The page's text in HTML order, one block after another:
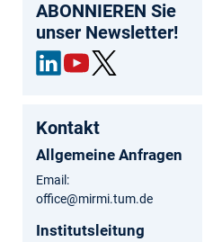
ABONNIEREN Sie
unser Newsletter!
Kontakt
Allgemeine Anfragen
Email:
office@mirmi.tum.de
Institutsleitung